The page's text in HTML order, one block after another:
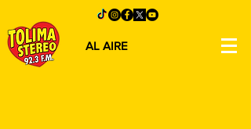
AL AIRE